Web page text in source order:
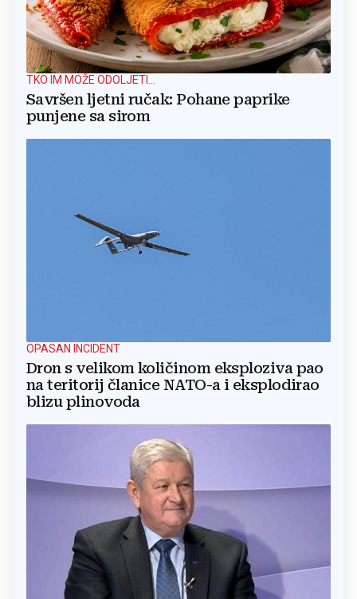
TKO IM MOŽE ODOLJETI...
Savršen ljetni ručak: Pohane paprike
punjene sa sirom
OPASAN INCIDENT
Dron s velikom količinom eksploziva pao
na teritorij članice NATO-a i eksplodirao
blizu plinovoda